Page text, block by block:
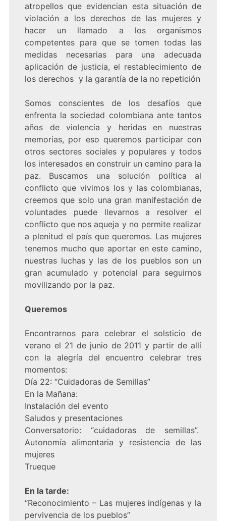
atropellos que evidencian esta situación de
violación a los derechos de las mujeres y
hacer un llamado a los organismos
competentes para que se tomen todas las
medidas necesarias para una adecuada
aplicación de justicia, el restablecimiento de
los derechos y la garantía de la no repetición
Somos conscientes de los desafíos que
enfrenta la sociedad colombiana ante tantos
años de violencia y heridas en nuestras
memorias, por eso queremos participar con
otros sectores sociales y populares y todos
los interesados en construir un camino para la
paz. Buscamos una solución política al
conflicto que vivimos los y las colombianas,
creemos que solo una gran manifestación de
voluntades puede llevarnos a resolver el
conflicto que nos aqueja y no permite realizar
a plenitud el país que queremos. Las mujeres
tenemos mucho que aportar en este camino,
nuestras luchas y las de los pueblos son un
gran acumulado y potencial para seguirnos
movilizando por la paz.
Queremos
Encontrarnos para celebrar el solsticio de
verano el 21 de junio de 2011 y partir de allí
con la alegría del encuentro celebrar tres
momentos:
Día 22: “Cuidadoras de Semillas”
En la Mañana:
Instalación del evento
Saludos y presentaciones
Conversatorio: “cuidadoras de semillas”.
Autonomía alimentaria y resistencia de las
mujeres
Trueque
En la tarde:
“Reconocimiento – Las mujeres indígenas y la
pervivencia de los pueblos”